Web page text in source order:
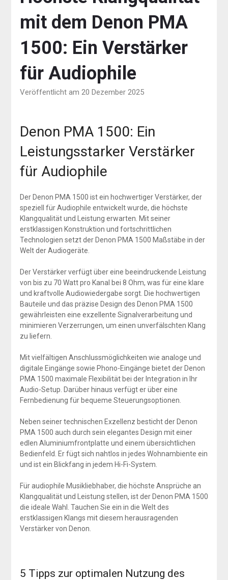
mit dem Denon PMA
1500: Ein Verstärker
für Audiophile
Veröffentlicht am 20 Dezember 2025
Denon PMA 1500: Ein
Leistungsstarker Verstärker
für Audiophile
Der Denon PMA 1500 ist ein hochwertiger Verstärker, der
speziell für Audiophile entwickelt wurde, die höchste
Klangqualität und Leistung erwarten. Mit seiner
erstklassigen Konstruktion und fortschrittlichen
Technologien setzt der Denon PMA 1500 Maßstäbe in der
Welt der Audiogeräte.
Der Verstärker verfügt über eine beeindruckende Leistung
von bis zu 70 Watt pro Kanal bei 8 Ohm, was für eine klare
und kraftvolle Audiowiedergabe sorgt. Die hochwertigen
Bauteile und das präzise Design des Denon PMA 1500
gewährleisten eine exzellente Signalverarbeitung und
minimieren Verzerrungen, um einen unverfälschten Klang
zu liefern.
Mit vielfältigen Anschlussmöglichkeiten wie analoge und
digitale Eingänge sowie Phono-Eingänge bietet der Denon
PMA 1500 maximale Flexibilität bei der Integration in Ihr
Audio-Setup. Darüber hinaus verfügt er über eine
Fernbedienung für bequeme Steuerungsoptionen.
Neben seiner technischen Exzellenz besticht der Denon
PMA 1500 auch durch sein elegantes Design mit einer
edlen Aluminiumfrontplatte und einem übersichtlichen
Bedienfeld. Er fügt sich nahtlos in jedes Wohnambiente ein
und ist ein Blickfang in jedem Hi-Fi-System.
Für audiophile Musikliebhaber, die höchste Ansprüche an
Klangqualität und Leistung stellen, ist der Denon PMA 1500
die ideale Wahl. Tauchen Sie ein in die Welt des
erstklassigen Klangs mit diesem herausragenden
Verstärker von Denon.
5 Tipps zur optimalen Nutzung des